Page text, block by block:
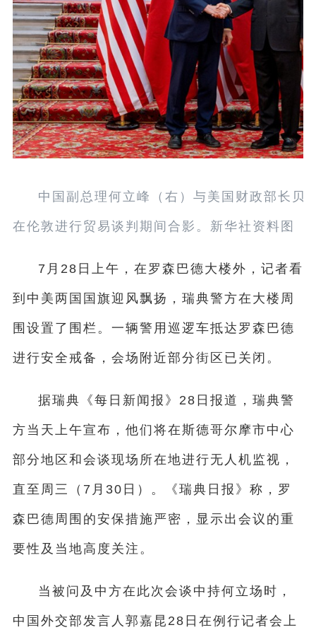
中国副总理何立峰（右）与美国财政部长贝
在伦敦进行贸易谈判期间合影。新华社资料图
7月28日上午，在罗森巴德大楼外，记者看
到中美两国国旗迎风飘扬，瑞典警方在大楼周
围设置了围栏。一辆警用巡逻车抵达罗森巴德
进行安全戒备，会场附近部分街区已关闭。
据瑞典《每日新闻报》28日报道，瑞典警
方当天上午宣布，他们将在斯德哥尔摩市中心
部分地区和会谈现场所在地进行无人机监视，
直至周三（7月30日）。《瑞典日报》称，罗
森巴德周围的安保措施严密，显示出会议的重
要性及当地高度关注。
当被问及中方在此次会谈中持何立场时，
中国外交部发言人郭嘉昆28日在例行记者会上